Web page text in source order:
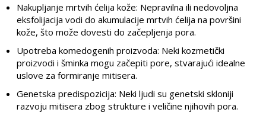
Nakupljanje mrtvih ćelija kože: Nepravilna ili nedovoljna
eksfolijacija vodi do akumulacije mrtvih ćelija na površini
kože, što može dovesti do začepljenja pora.
Upotreba komedogenih proizvoda: Neki kozmetički
proizvodi i šminka mogu začepiti pore, stvarajući idealne
uslove za formiranje mitisera.
Genetska predispozicija: Neki ljudi su genetski skloniji
razvoju mitisera zbog strukture i veličine njihovih pora.